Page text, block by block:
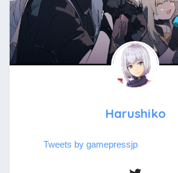
Harushiko
Tweets by gamepressjp